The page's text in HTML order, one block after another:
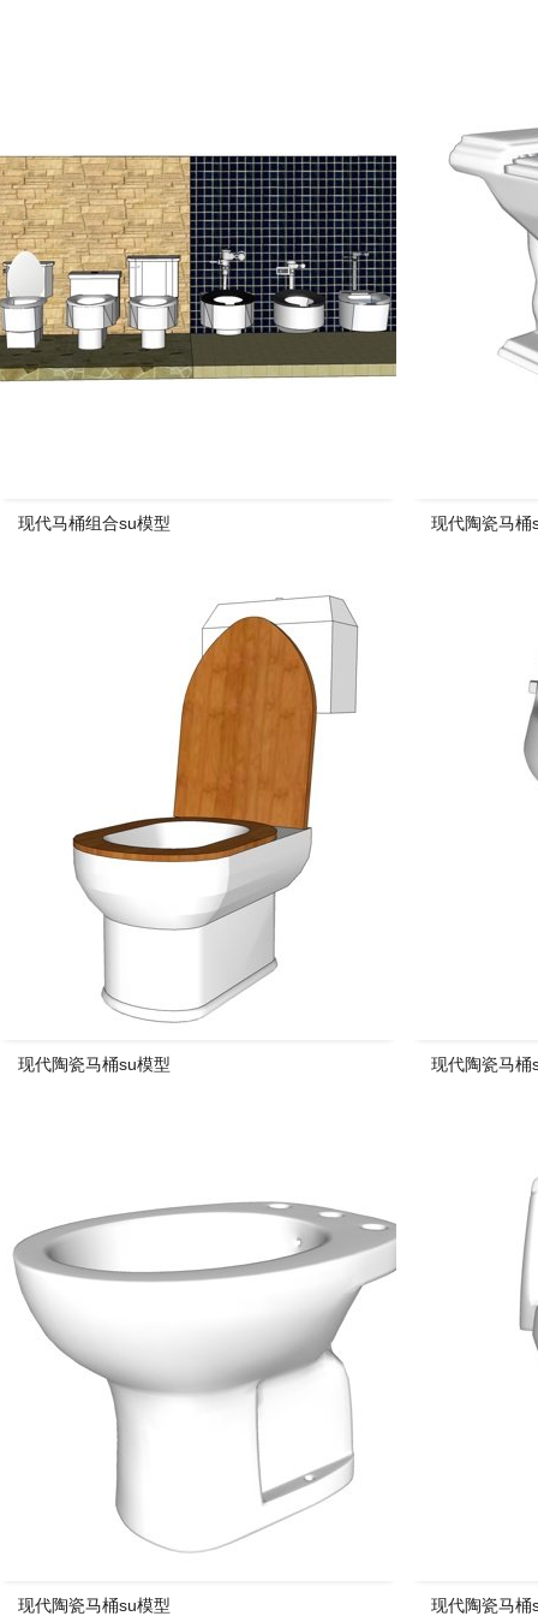
现代马桶组合su模型
现代陶瓷马桶su模型
现代陶瓷马桶su模型
现代陶瓷马桶
现代陶瓷马桶
现代陶瓷马桶